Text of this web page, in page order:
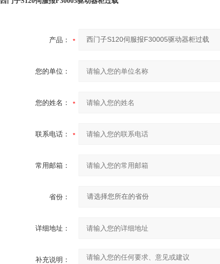
产品：
您的单位：
您的姓名：
联系电话：
常用邮箱：
省份：
详细地址：
补充说明：